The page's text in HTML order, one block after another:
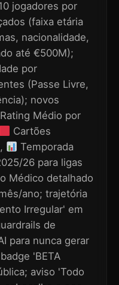
jogadores por
(faixa etária
nacionalidade,
até €500M);
por
(Passe Livre,
novos
Rating Médio por
Cartões
Temporada
26 para ligas
Médico detalhado
ano; trajetória
Irregular' em
de
para nunca gerar
'BETA
aviso 'Todo